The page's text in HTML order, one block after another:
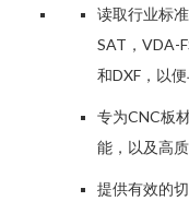
读取行业标
SAT，VDA-
和DXF，以便
专为CNC板
能，以及高
提供有效的